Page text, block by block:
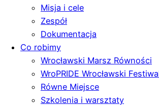
Misja i cele
Zespół
Dokumentacja
Co robimy
Wrocławski Marsz Równości
WroPRIDE Wrocławski
Równe Miejsce
Szkolenia i warsztaty